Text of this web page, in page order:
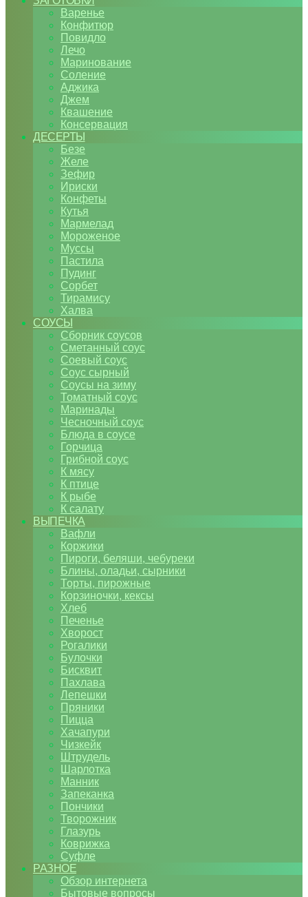
Варенье
Конфитюр
Повидло
Лечо
Маринование
Соление
Аджика
Джем
Квашение
Консервация
ДЕСЕРТЫ
Безе
Желе
Зефир
Ириски
Конфеты
Кутья
Мармелад
Мороженое
Муссы
Пастила
Пудинг
Сорбет
Тирамису
Халва
СОУСЫ
Сборник соусов
Сметанный соус
Соевый соус
Соус сырный
Соусы на зиму
Томатный соус
Маринады
Чесночный соус
Блюда в соусе
Горчица
Грибной соус
К мясу
К птице
К рыбе
К салату
ВЫПЕЧКА
Вафли
Коржики
Пироги, беляши, чебуреки
Блины, оладьи, сырники
Торты, пирожные
Корзиночки, кексы
Хлеб
Печенье
Хворост
Рогалики
Булочки
Бисквит
Пахлава
Лепешки
Пряники
Пицца
Хачапури
Чизкейк
Штрудель
Шарлотка
Манник
Запеканка
Пончики
Творожник
Глазурь
Коврижка
Суфле
РАЗНОЕ
Обзор интернета
Бытовые вопросы